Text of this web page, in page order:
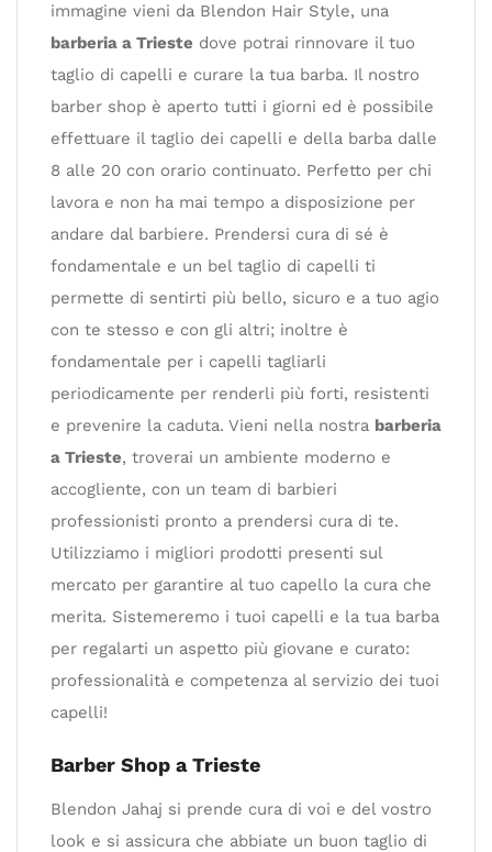
immagine vieni da Blendon Hair Style, una
barberia a Trieste dove potrai rinnovare il tuo
taglio di capelli e curare la tua barba. Il nostro
barber shop è aperto tutti i giorni ed è possibile
effettuare il taglio dei capelli e della barba dalle
8 alle 20 con orario continuato. Perfetto per chi
lavora e non ha mai tempo a disposizione per
andare dal barbiere. Prendersi cura di sé è
fondamentale e un bel taglio di capelli ti
permette di sentirti più bello, sicuro e a tuo agio
con te stesso e con gli altri; inoltre è
fondamentale per i capelli tagliarli
periodicamente per renderli più forti, resistenti
e prevenire la caduta. Vieni nella nostra barberia
a Trieste, troverai un ambiente moderno e
accogliente, con un team di barbieri
professionisti pronto a prendersi cura di te.
Utilizziamo i migliori prodotti presenti sul
mercato per garantire al tuo capello la cura che
merita. Sistemeremo i tuoi capelli e la tua barba
per regalarti un aspetto più giovane e curato:
professionalità e competenza al servizio dei tuoi
capelli!
Barber Shop a Trieste
Blendon Jahaj si prende cura di voi e del vostro
look e si assicura che abbiate un buon taglio di